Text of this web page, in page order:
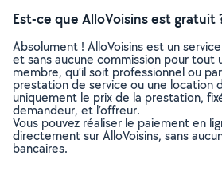
Est-ce que AlloVoisins est gratuit
Absolument ! AlloVoisins est un
et sans aucune commission pour tout
membre, qu’il soit professionnel ou
prestation de service ou une location
uniquement le prix de la prestation,
demandeur, et l’offreur.
Vous pouvez réaliser le paiement en
directement sur AlloVoisins, sans
bancaires.